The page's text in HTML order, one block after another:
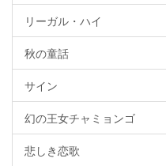
リーガル・ハイ
秋の童話
サイン
幻の王女チャミョンゴ
悲しき恋歌